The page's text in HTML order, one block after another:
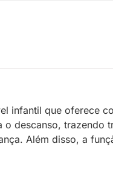
infantil que oferece
descanso,
Além disso, a